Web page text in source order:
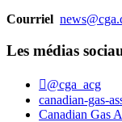
Courriel
Les médias
@cga_acg
canadian-gas-
Canadian Gas